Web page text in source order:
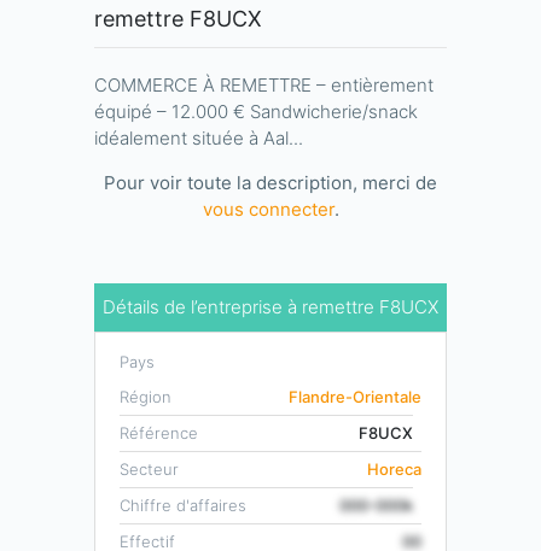
remettre F8UCX
COMMERCE À REMETTRE – entièrement
équipé – 12.000 € Sandwicherie/snack
idéalement située à Aal...
Pour voir toute la description, merci de
vous connecter.
Détails de l’entreprise à remettre F8UCX
Pays
Région
Flandre-Orientale
Référence
F8UCX
Secteur
Horeca
Chiffre d'affaires
000-000k
Effectif
00